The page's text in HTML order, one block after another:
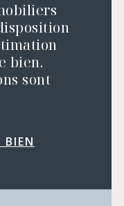
bien.
sont
BIEN